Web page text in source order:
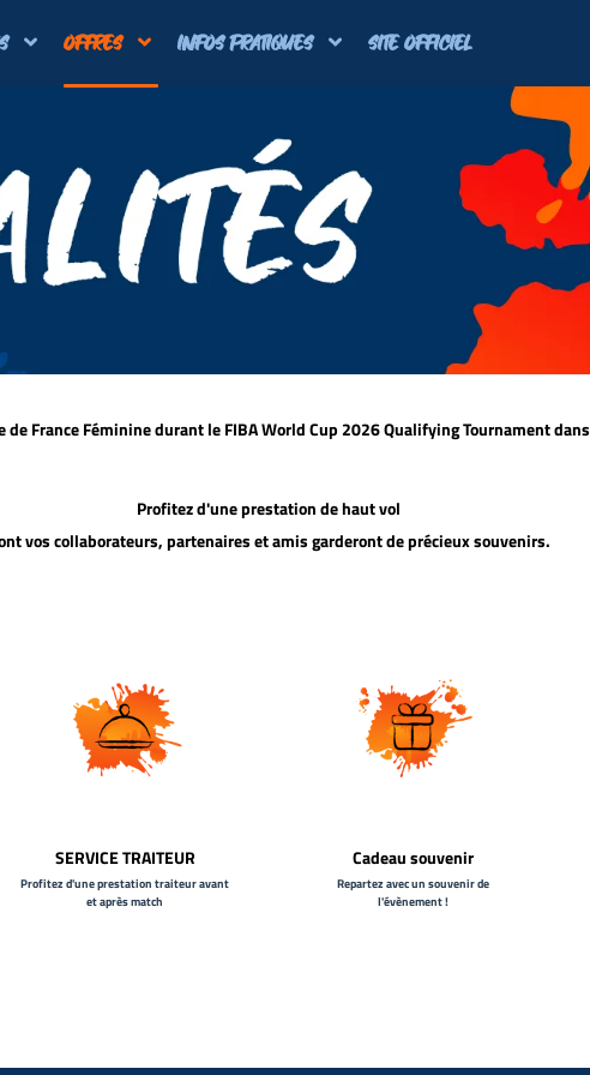
OFFRES INFOS PRATIQUES SITE OFFICIEL
France Féminine durant le FIBA World Cup 2026 Qualifying Tournament dans
Profitez d'une prestation de haut vol
vos collaborateurs, partenaires et amis garderont de précieux souvenirs.
SERVICE TRAITEUR
Profitez d'une prestation traiteur avant
et après match
Cadeau souvenir
Repartez avec un souvenir de
l'évènement !